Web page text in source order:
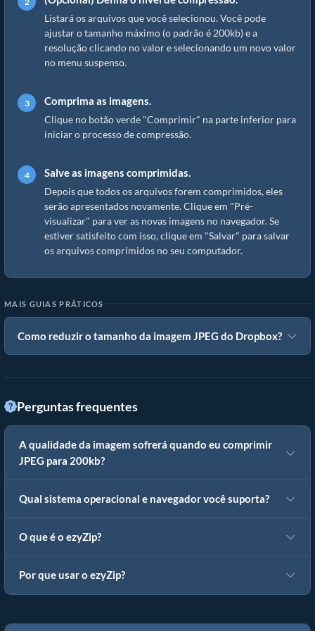
Listará os arquivos que você selecionou. Você pode
ajustar o tamanho máximo (o padrão é 200kb) e a
resolução clicando no valor e selecionando um novo valor
no menu suspenso.
Comprima as imagens.
Clique no botão verde "Comprimir" na parte inferior para
iniciar o processo de compressão.
Salve as imagens comprimidas.
Depois que todos os arquivos forem comprimidos, eles
serão apresentados novamente. Clique em "Pré-
visualizar" para ver as novas imagens no navegador. Se
estiver satisfeito com isso, clique em "Salvar" para salvar
os arquivos comprimidos no seu computador.
MAIS GUIAS PRÁTICOS
Como reduzir o tamanho da imagem JPEG do Dropbox?
Perguntas frequentes
A qualidade da imagem sofrerá quando eu comprimir
JPEG para 200kb?
Qual sistema operacional e navegador você suporta?
O que é o ezyZip?
Por que usar o ezyZip?